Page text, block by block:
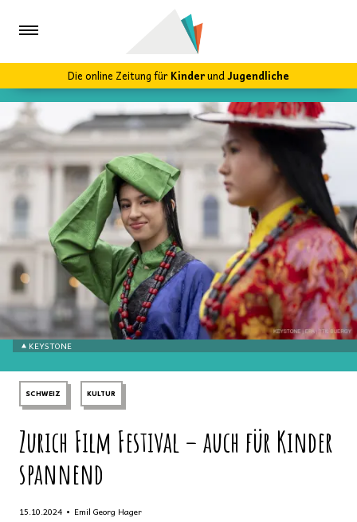
Die online Zeitung fürKinderundJugendliche
KEYSTONE
SCHWEIZ KULTUR
Zurich Film Festival – auch für Kinder
spannend
15.10.2024 • Emil Georg Hager